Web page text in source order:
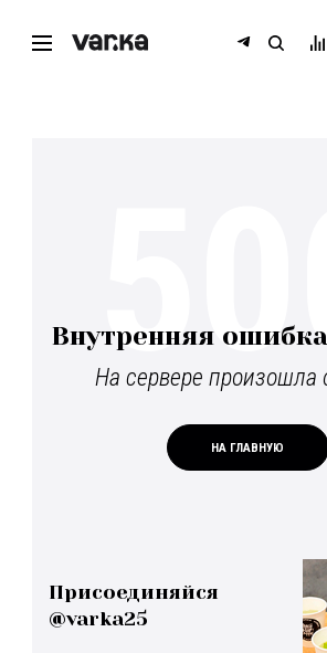
Внутренняя
На сервере произошла
НА ГЛАВНУЮ
Присоединяйся
@varka25